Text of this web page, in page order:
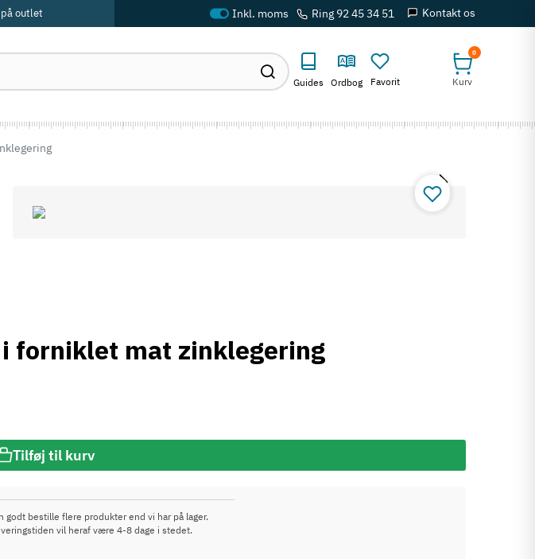
på outlet Ring 92 45 34 51 Kontakt os
Guides Ordbog Favorit
0
Kurv
forniklet mat zinklegering
Tilføj til kurv
godt bestille flere produkter end vi har på lager.
vil heraf være 4-8 dage i stedet.